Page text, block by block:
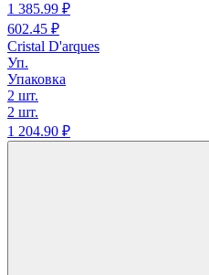
1 385.99 ₽
602.45 ₽
Cristal D'arques
Уп.
Упаковка
2 шт.
2 шт.
1 204.90 ₽